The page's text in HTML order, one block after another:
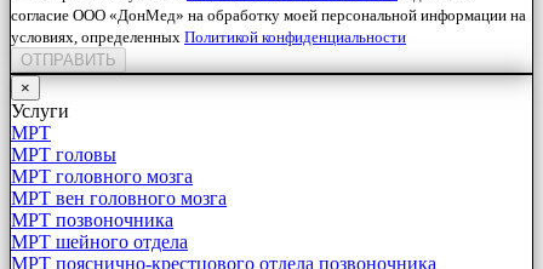
согласие ООО «ДонМед» на обработку моей персональной информации на
условиях, определенных Политикой конфиденциальности
ОТПРАВИТЬ
×
Услуги
МРТ
МРТ головы
МРТ головного мозга
МРТ вен головного мозга
МРТ позвоночника
МРТ шейного отдела
МРТ пояснично-крестцового отдела позвоночника